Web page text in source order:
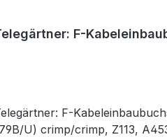
F-
F-Kabeleinbaubuchse
U) crimp/crimp, Z113,